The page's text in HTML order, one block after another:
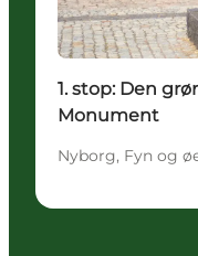
1. stop: Den
Monument
Nyborg, Fyn og